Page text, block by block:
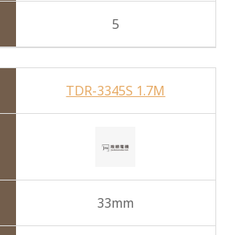
5
TDR-3345S 1.7M
33mm